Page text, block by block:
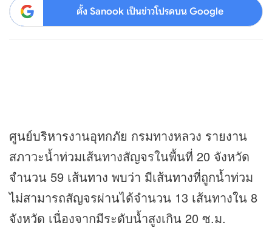
ตั้ง Sanook เป็นข่าวโปรดบน Google
ศูนย์บริหารงานอุทกภัย กรมทางหลวง รายงาน
สภาวะน้ำท่วมเส้นทางสัญจรในพื้นที่ 20 จังหวัด
จำนวน 59 เส้นทาง พบว่า มีเส้นทางที่ถูกน้ำท่วม
ไม่สามารถสัญจรผ่านได้จำนวน 13 เส้นทางใน 8
จังหวัด เนื่องจากมีระดับน้ำสูงเกิน 20 ซ.ม.